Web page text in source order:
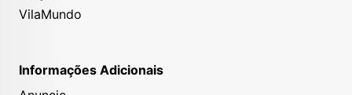
VilaMundo
Informações Adicionais